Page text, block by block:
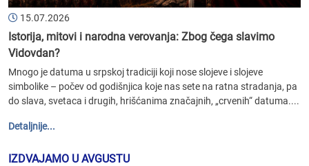
15.07.2026
Istorija, mitovi i narodna verovanja: Zbog čega slavimo
Vidovdan?
Mnogo je datuma u srpskoj tradiciji koji nose slojeve i slojeve
simbolike – počev od godišnjica koje nas sete na ratna stradanja, pa
do slava, svetaca i drugih, hrišćanima značajnih, „crvenih“ datuma....
Detaljnije...
IZDVAJAMO U AVGUSTU